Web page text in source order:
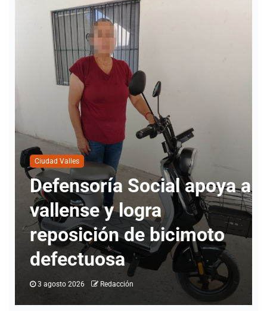
Ciudad Valles
Ciudad Valles alcanza 80
% de ocupación hotelera
al cierre de julio
1 agosto 2026 Redacción